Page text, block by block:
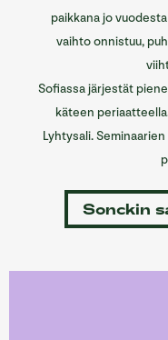
paikkana jo
vaihto onnistuu,
Sofiassa järjestät
käteen
Lyhtysali.
Sonckin